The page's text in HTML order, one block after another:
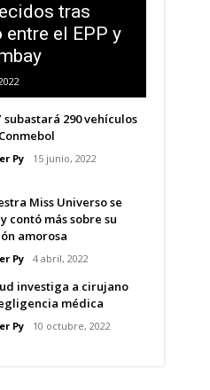
tras
el EPP y
subastará 290 vehículos
Py 15 junio, 2022
Miss Universo se
contó más sobre su
amorosa
Py 4 abril, 2022
investiga a cirujano
médica
Py 10 octubre, 2022